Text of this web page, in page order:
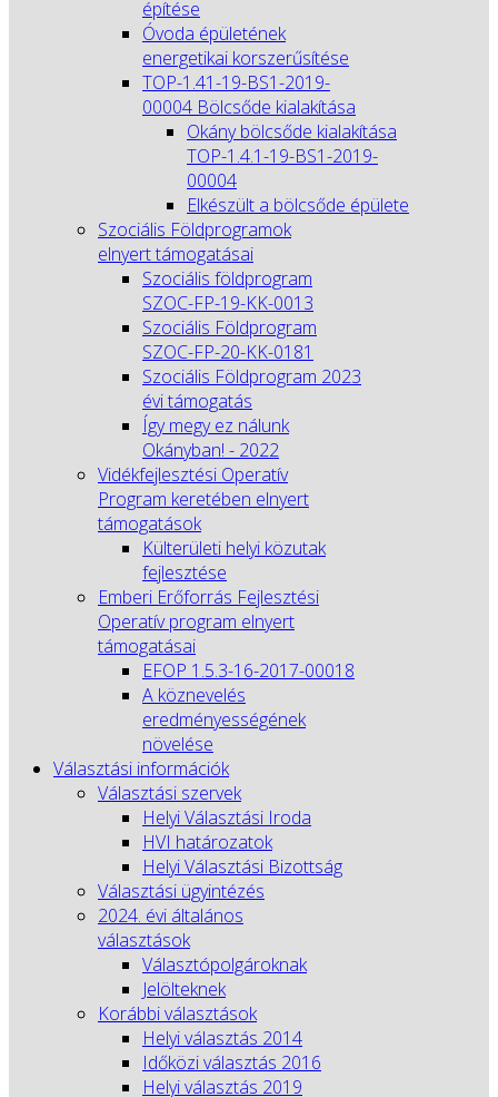
építése
Óvoda épületének
energetikai korszerűsítése
TOP-1.41-19-BS1-2019-
00004 Bölcsőde kialakítása
Okány bölcsőde kialakítása
TOP-1.4.1-19-BS1-2019-
00004
Elkészült a bölcsőde épülete
Szociális Földprogramok
elnyert támogatásai
Szociális földprogram
SZOC-FP-19-KK-0013
Szociális Földprogram
SZOC-FP-20-KK-0181
Szociális Földprogram 2023
évi támogatás
Így megy ez nálunk
Okányban! - 2022
Vidékfejlesztési Operatív
Program keretében elnyert
támogatások
Külterületi helyi közutak
fejlesztése
Emberi Erőforrás Fejlesztési
Operatív program elnyert
támogatásai
EFOP 1.5.3-16-2017-00018
A köznevelés
eredményességének
növelése
Választási információk
Választási szervek
Helyi Választási Iroda
HVI határozatok
Helyi Választási Bizottság
Választási ügyintézés
2024. évi általános
választások
Választópolgároknak
Jelölteknek
Korábbi választások
Helyi választás 2014
Időközi választás 2016
Helyi választás 2019